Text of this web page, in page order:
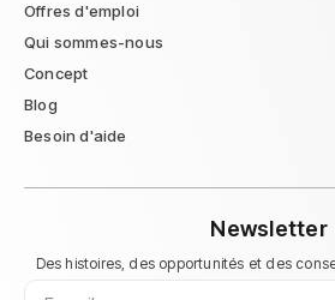
Offres d'emploi
Qui sommes-nous
Concept
Blog
Besoin d'aide
Newsletter
Des histoires, des opportunités et des